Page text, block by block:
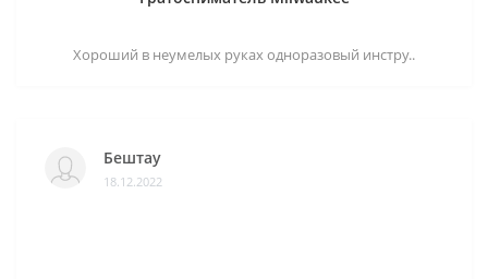
Хороший в неумелых руках одноразовый инстру..
Бештау
18.12.2022